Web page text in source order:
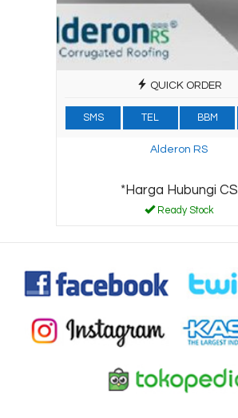
QUICK ORDER
SMS TEL BBM
Alderon RS
*Harga Hubungi CS
Ready Stock